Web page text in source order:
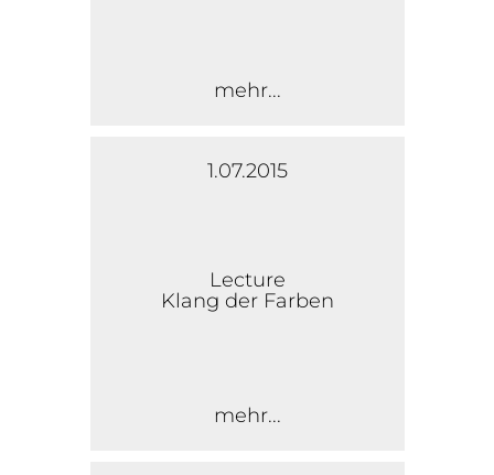
mehr...
1.07.2015
Lecture
Klang der Farben
mehr...